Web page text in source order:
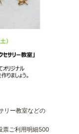
リー教室などの
票ご利用明細500